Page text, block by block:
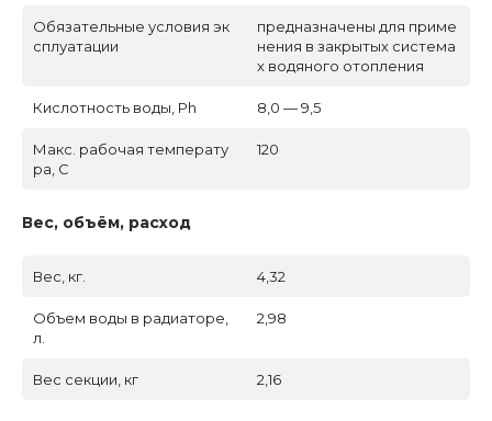
Обязательные условия эк
сплуатации
предназначены для приме
нения в закрытых система
х водяного отопления
Кислотность воды, Ph 8,0 — 9,5
Макс. рабочая температу
ра, C
120
Вес, объём, расход
Вес, кг. 4,32
Объем воды в радиаторе,
л.
2,98
Вес секции, кг 2,16